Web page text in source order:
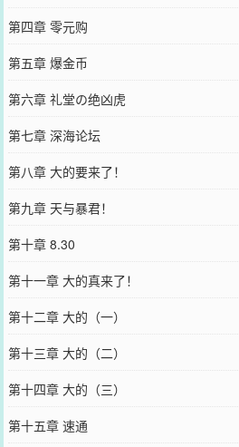
第四章 零元购
第五章 爆金币
第六章 礼堂の绝凶虎
第七章 深海论坛
第八章 大的要来了！
第九章 天与暴君！
第十章 8.30
第十一章 大的真来了！
第十二章 大的（一）
第十三章 大的（二）
第十四章 大的（三）
第十五章 速通